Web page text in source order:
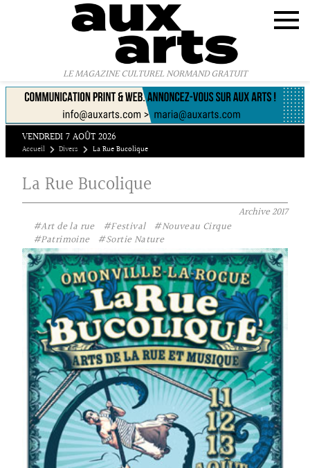
LE MAGAZINE CULTUREL NORMAND GRATUIT
VENDREDI 7 AOÛT 2026
Accueil Divers La Rue Bucolique
La Rue Bucolique
Archive2017
#Art de la rue
#Festival
#Nouveau Cirque
#Patrimoine
#Sortie Nature
Panneau de gestion des cookies